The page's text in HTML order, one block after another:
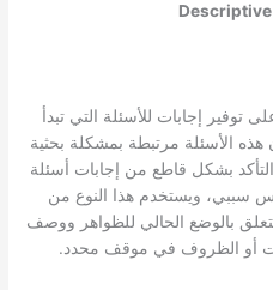
توفير إجابات للأسئلة التي تبدأ
الأسئلة مرتبطة بمشكلة بحثية
بشكل قاطع من إجابات أسئلة
سببي، ويستخدم هذا النوع من
بالوضع الحالي للظواهر ووصف
أو الظروف في موقف محدد.